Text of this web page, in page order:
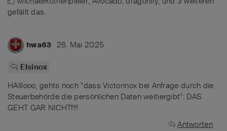
gefällt das.
hwa63 26. Mai 2025
Elsinox
HAlllooo, gehts noch "dass Victorinox bei Anfrage durch die
Steuerbehörde die persönlichen Daten weitiergibt": DAS
GEHT GAR NICHTf!!!
Antworten